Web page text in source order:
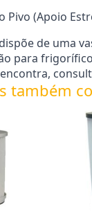
Pivo (Apoio
de uma
para
também